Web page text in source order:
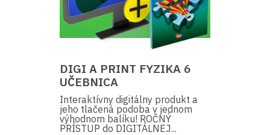
DIGI A PRINT FYZIKA 6
UČEBNICA
Interaktívny digitálny produkt a
jeho tlačená podoba v jednom
výhodnom balíku! ROČNÝ
PRÍSTUP do DIGITÁLNEJ...